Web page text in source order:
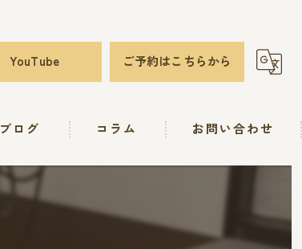
YouTube ご予約はこちらから
ブログ コラム お問い合わせ